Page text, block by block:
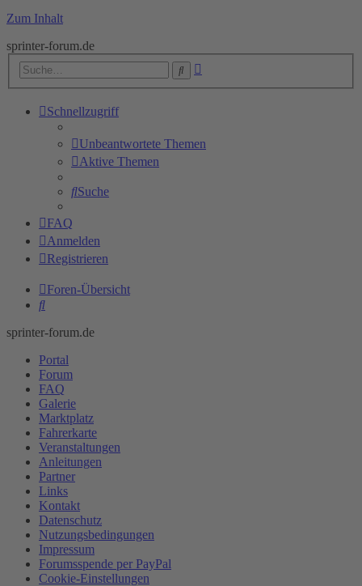
Zum Inhalt
sprinter-forum.de
Suche
Schnellzugriff
Unbeantwortete Themen
Aktive Themen
Suche
FAQ
Anmelden
Registrieren
Foren-Übersicht
Suche
sprinter-forum.de
Portal
Forum
FAQ
Galerie
Marktplatz
Fahrerkarte
Veranstaltungen
Anleitungen
Partner
Links
Kontakt
Datenschutz
Nutzungsbedingungen
Impressum
Forumsspende per PayPal
Cookie-Einstellungen